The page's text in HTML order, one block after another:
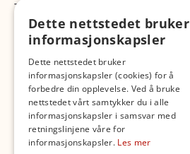
TikTok
Fotopodden
Dette nettstedet bruker
informasjonskapsler
Dette nettstedet bruker
informasjonskapsler (cookies) for å
forbedre din opplevelse. Ved å bruke
nettstedet vårt samtykker du i alle
informasjonskapsler i samsvar med
retningslinjene våre for
informasjonskapsler. Les mer